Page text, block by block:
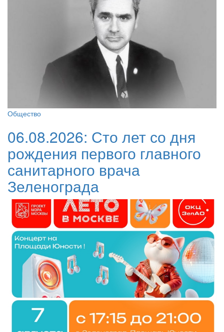
Общество
06.08.2026: Сто лет со дня
рождения первого главного
санитарного врача
Зеленограда